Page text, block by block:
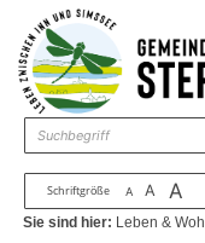
Zum Inhalt ,zur Navigation
Schriftgröße A A A
Sie sind hier: Leben &